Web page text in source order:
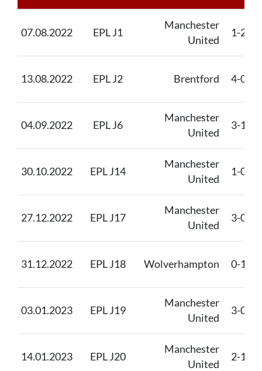
07.08.2022 EPL J1
Manchester
United
1-2
13.08.2022 EPL J2 Brentford 4-0
04.09.2022 EPL J6
Manchester
United
3-1
30.10.2022 EPL J14
Manchester
United
1-0
27.12.2022 EPL J17
Manchester
United
3-0
31.12.2022 EPL J18 Wolverhampton 0-1
03.01.2023 EPL J19
Manchester
United
3-0
14.01.2023 EPL J20
Manchester
United
2-1